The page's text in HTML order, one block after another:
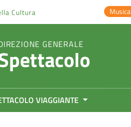
Cultura Musica
GENERALE
VIAGGIANTE